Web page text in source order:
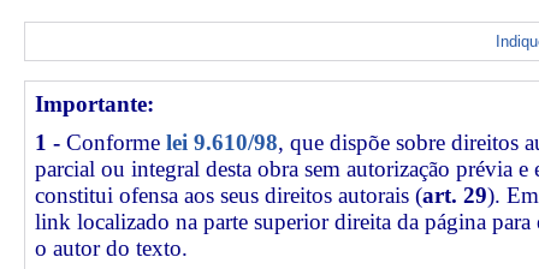
Importante:
1 - Conforme lei 9.610/98, que dispõe sobre direitos
parcial ou integral desta obra sem autorização prévia e
constitui ofensa aos seus direitos autorais (art. 29).
link localizado na parte superior direita da página
o autor do texto.